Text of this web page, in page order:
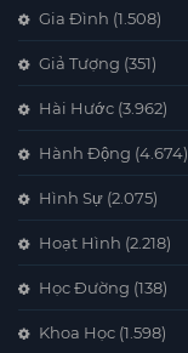
Gia Đình (1.508)
Giả Tượng (351)
Hài Hước (3.962)
Hành Động (4.674)
Hình Sự (2.075)
Hoạt Hình (2.218)
Học Đường (138)
Khoa Học (1.598)